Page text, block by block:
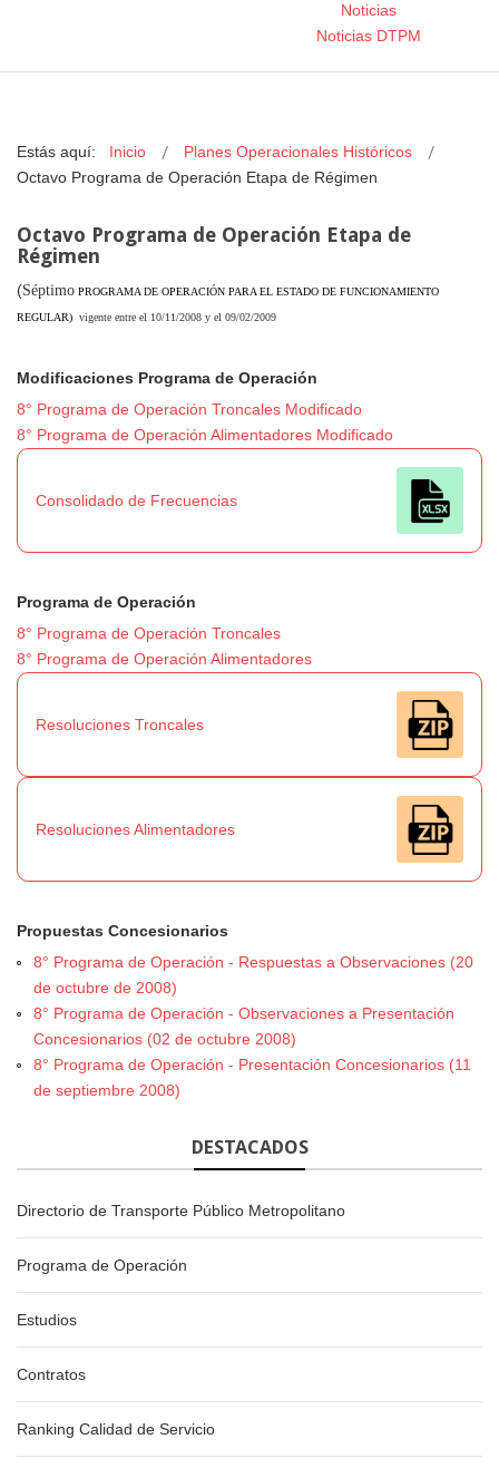
Noticias
Noticias DTPM
Estás aquí: Inicio
Planes Operacionales Históricos
Octavo Programa de Operación Etapa de Régimen
Octavo Programa de Operación Etapa de
Régimen
(Séptimo PROGRAMA DE OPERACIÓN PARA EL ESTADO DE FUNCIONAMIENTO
REGULAR) vigente entre el 10/11/2008 y el 09/02/2009
Modificaciones Programa de Operación
8° Programa de Operación Troncales Modificado
8° Programa de Operación Alimentadores Modificado
Consolidado de Frecuencias
Programa de Operación
8° Programa de Operación Troncales
8° Programa de Operación Alimentadores
Resoluciones Troncales
Resoluciones Alimentadores
Propuestas Concesionarios
8° Programa de Operación - Respuestas a Observaciones (20
de octubre de 2008)
8° Programa de Operación - Observaciones a Presentación
Concesionarios (02 de octubre 2008)
8° Programa de Operación - Presentación Concesionarios (11
de septiembre 2008)
DESTACADOS
Directorio de Transporte Público Metropolitano
Programa de Operación
Estudios
Contratos
Ranking Calidad de Servicio